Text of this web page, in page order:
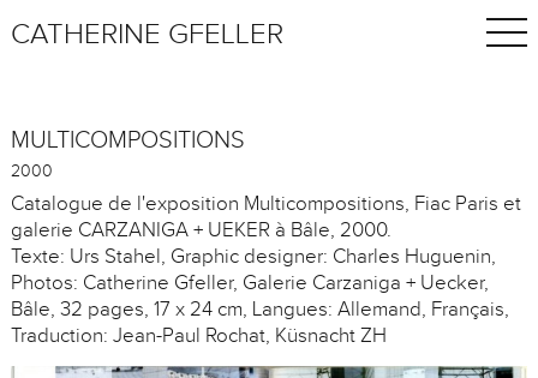
CATHERINE GFELLER
MULTICOMPOSITIONS
2000
Catalogue de l'exposition Multicompositions, Fiac Paris et
galerie CARZANIGA + UEKER à Bâle, 2000.
Texte: Urs Stahel, Graphic designer: Charles Huguenin,
Photos: Catherine Gfeller, Galerie Carzaniga + Uecker,
Bâle, 32 pages, 17 x 24 cm, Langues: Allemand, Français,
Traduction: Jean-Paul Rochat, Küsnacht ZH